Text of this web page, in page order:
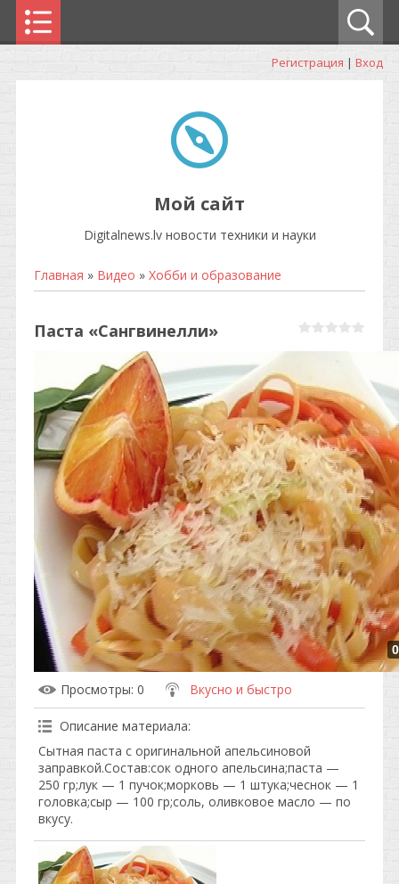
Регистрация | Вход
Мой сайт
Digitalnews.lv новости техники и науки
Главная » Видео » Хобби и образование
Паста «Сангвинелли»
Просмотры: 0 Вкусно и быстро
Описание материала:
Сытная паста с оригинальной апельсиновой
заправкой.Состав:сок одного апельсина;паста —
250 гр;лук — 1 пучок;морковь — 1 штука;чеснок — 1
головка;сыр — 100 гр;соль, оливковое масло — по
вкусу.